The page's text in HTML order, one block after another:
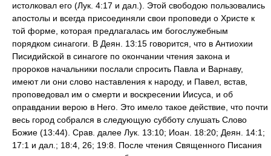
истолковал его (Лук. 4:17 и дал.). Этой свободою пользовались
апостолы и всегда присоединяли свои проповеди о Христе к
той форме, которая предлагалась им богослужебным
порядком синагоги. В Деян. 13:15 говорится, что в Антиохии
Писидийской в синагоге по окончании чтения закона и
пророков начальники послали спросить Павла и Варнаву,
имеют ли они слово наставления к народу, и Павел, встав,
проповедовал им о смерти и воскресении Иисуса, и об
оправдании верою в Него. Это имело такое действие, что почти
весь город собрался в следующую субботу слушать Слово
Божие (13:44). Срав. далее Лук. 13:10; Иоан. 18:20; Деян. 14:1;
17:1 и дал.; 18:4, 26; 19:8. После чтения Священного Писания